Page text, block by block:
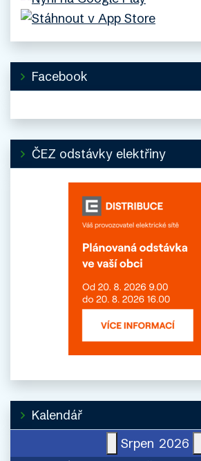
Facebook
ČEZ odstávky elektřiny
Kalendář
Srpen 2026